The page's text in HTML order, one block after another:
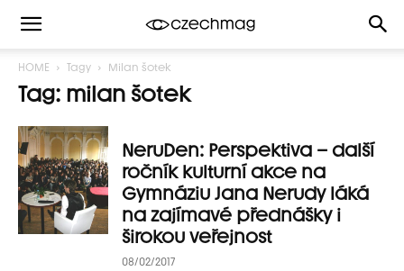
HOME Tagy Milan šotek
Tag: milan šotek
NeruDen: Perspektiva – další
ročník kulturní akce na
Gymnáziu Jana Nerudy láká
na zajímavé přednášky i
širokou veřejnost
08/02/2017